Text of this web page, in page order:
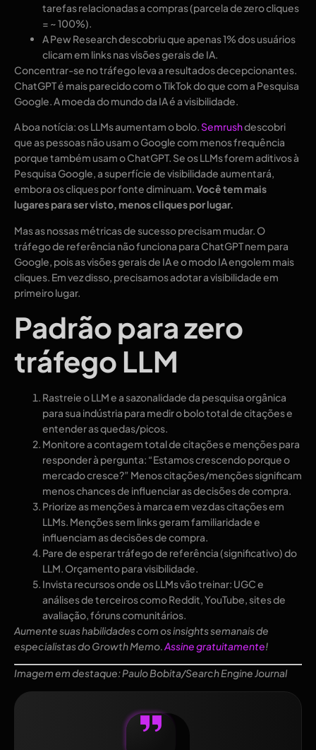
tarefas relacionadas a compras (parcela de zero cliques
= ~ 100%).
A Pew Research descobriu que apenas 1% dos usuários
clicam em links nas visões gerais de IA.
Concentrar-se no tráfego leva a resultados decepcionantes.
ChatGPT é mais parecido com o TikTok do que com a Pesquisa
Google. A moeda do mundo da IA ​​é a visibilidade.
A boa notícia: os LLMs aumentam o bolo.Semrushdescobri
que as pessoas não usam o Google com menos frequência
porque também usam o ChatGPT. Se os LLMs forem aditivos à
Pesquisa Google, a superfície de visibilidade aumentará,
embora os cliques por fonte diminuam.Você tem mais
lugares para ser visto, menos cliques por lugar.
Mas as nossas métricas de sucesso precisam mudar. O
tráfego de referência não funciona para ChatGPT nem para
Google, pois as visões gerais de IA e o modo IA engolem mais
cliques. Em vez disso, precisamos adotar a visibilidade em
primeiro lugar.
Padrão para zero
tráfego LLM
Rastreie o LLM e a sazonalidade da pesquisa orgânica
para sua indústria para medir o bolo total de citações e
entender as quedas/picos.
Monitore a contagem total de citações e menções para
responder à pergunta: “Estamos crescendo porque o
mercado cresce?” Menos citações/menções significam
menos chances de influenciar as decisões de compra.
Priorize as menções à marca em vez das citações em
LLMs. Menções sem links geram familiaridade e
influenciam as decisões de compra.
Pare de esperar tráfego de referência (significativo) do
LLM. Orçamento para visibilidade.
Invista recursos onde os LLMs vão treinar: UGC e
análises de terceiros como Reddit, YouTube, sites de
avaliação, fóruns comunitários.
Aumente suas habilidades com os insights semanais de
especialistas do Growth Memo.Assine gratuitamente!
Imagem em destaque: Paulo Bobita/Search Engine Journal